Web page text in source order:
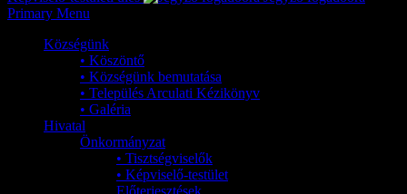
Primary Menu
Községünk
• Köszöntő
• Községünk bemutatása
• Település Arculati Kézikönyv
• Galéria
Hivatal
Önkormányzat
• Tisztségviselők
• Képviselő-testület
Előterjesztések